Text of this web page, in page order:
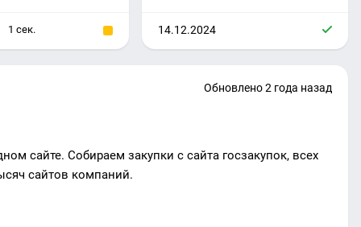
1 сек. 14.12.2024
Обновлено 2 года назад
сайте. Собираем закупки с сайта госзакупок, всех
сайтов компаний.